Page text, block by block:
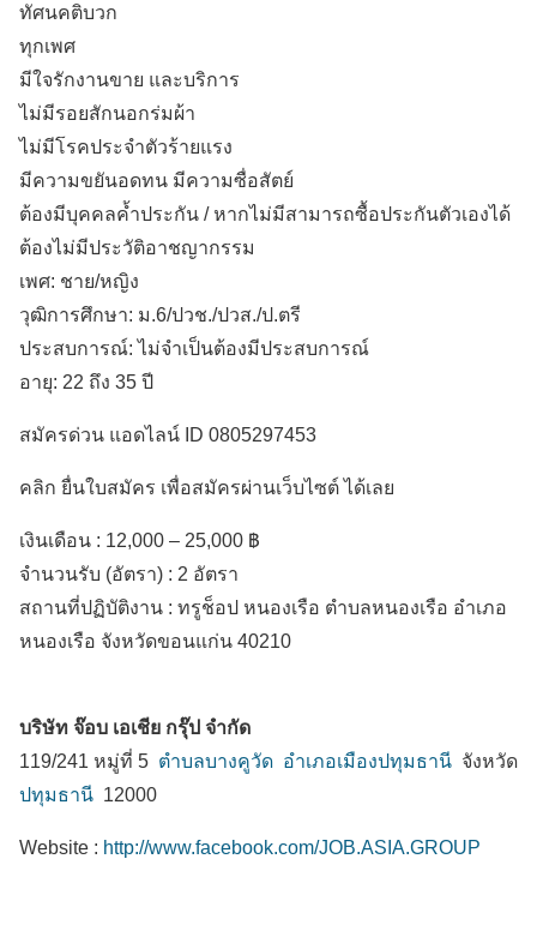
ทัศนคติบวก
ทุกเพศ
มีใจรักงานขาย และบริการ
ไม่มีรอยสักนอกร่มผ้า
ไม่มีโรคประจำตัวร้ายแรง
มีความขยันอดทน มีความซื่อสัตย์
ต้องมีบุคคลค้ำประกัน / หากไม่มีสามารถซื้อประกันตัวเองได้
ต้องไม่มีประวัติอาชญากรรม
เพศ: ชาย/หญิง
วุฒิการศึกษา: ม.6/ปวช./ปวส./ป.ตรี
ประสบการณ์: ไม่จำเป็นต้องมีประสบการณ์
อายุ: 22 ถึง 35 ปี
สมัครด่วน แอดไลน์ ID 0805297453
คลิก ยื่นใบสมัคร เพื่อสมัครผ่านเว็บไซต์ ได้เลย
เงินเดือน : 12,000 – 25,000 ฿
จำนวนรับ (อัตรา) : 2 อัตรา
สถานที่ปฏิบัติงาน : ทรูช็อป หนองเรือ ตำบลหนองเรือ อำเภอ
หนองเรือ จังหวัดขอนแก่น 40210
บริษัท จ๊อบ เอเชีย กรุ๊ป จำกัด
119/241 หมู่ที่ 5 ตำบลบางคูวัด อำเภอเมืองปทุมธานี จังหวัด
ปทุมธานี 12000
Website : http://www.facebook.com/JOB.ASIA.GROUP